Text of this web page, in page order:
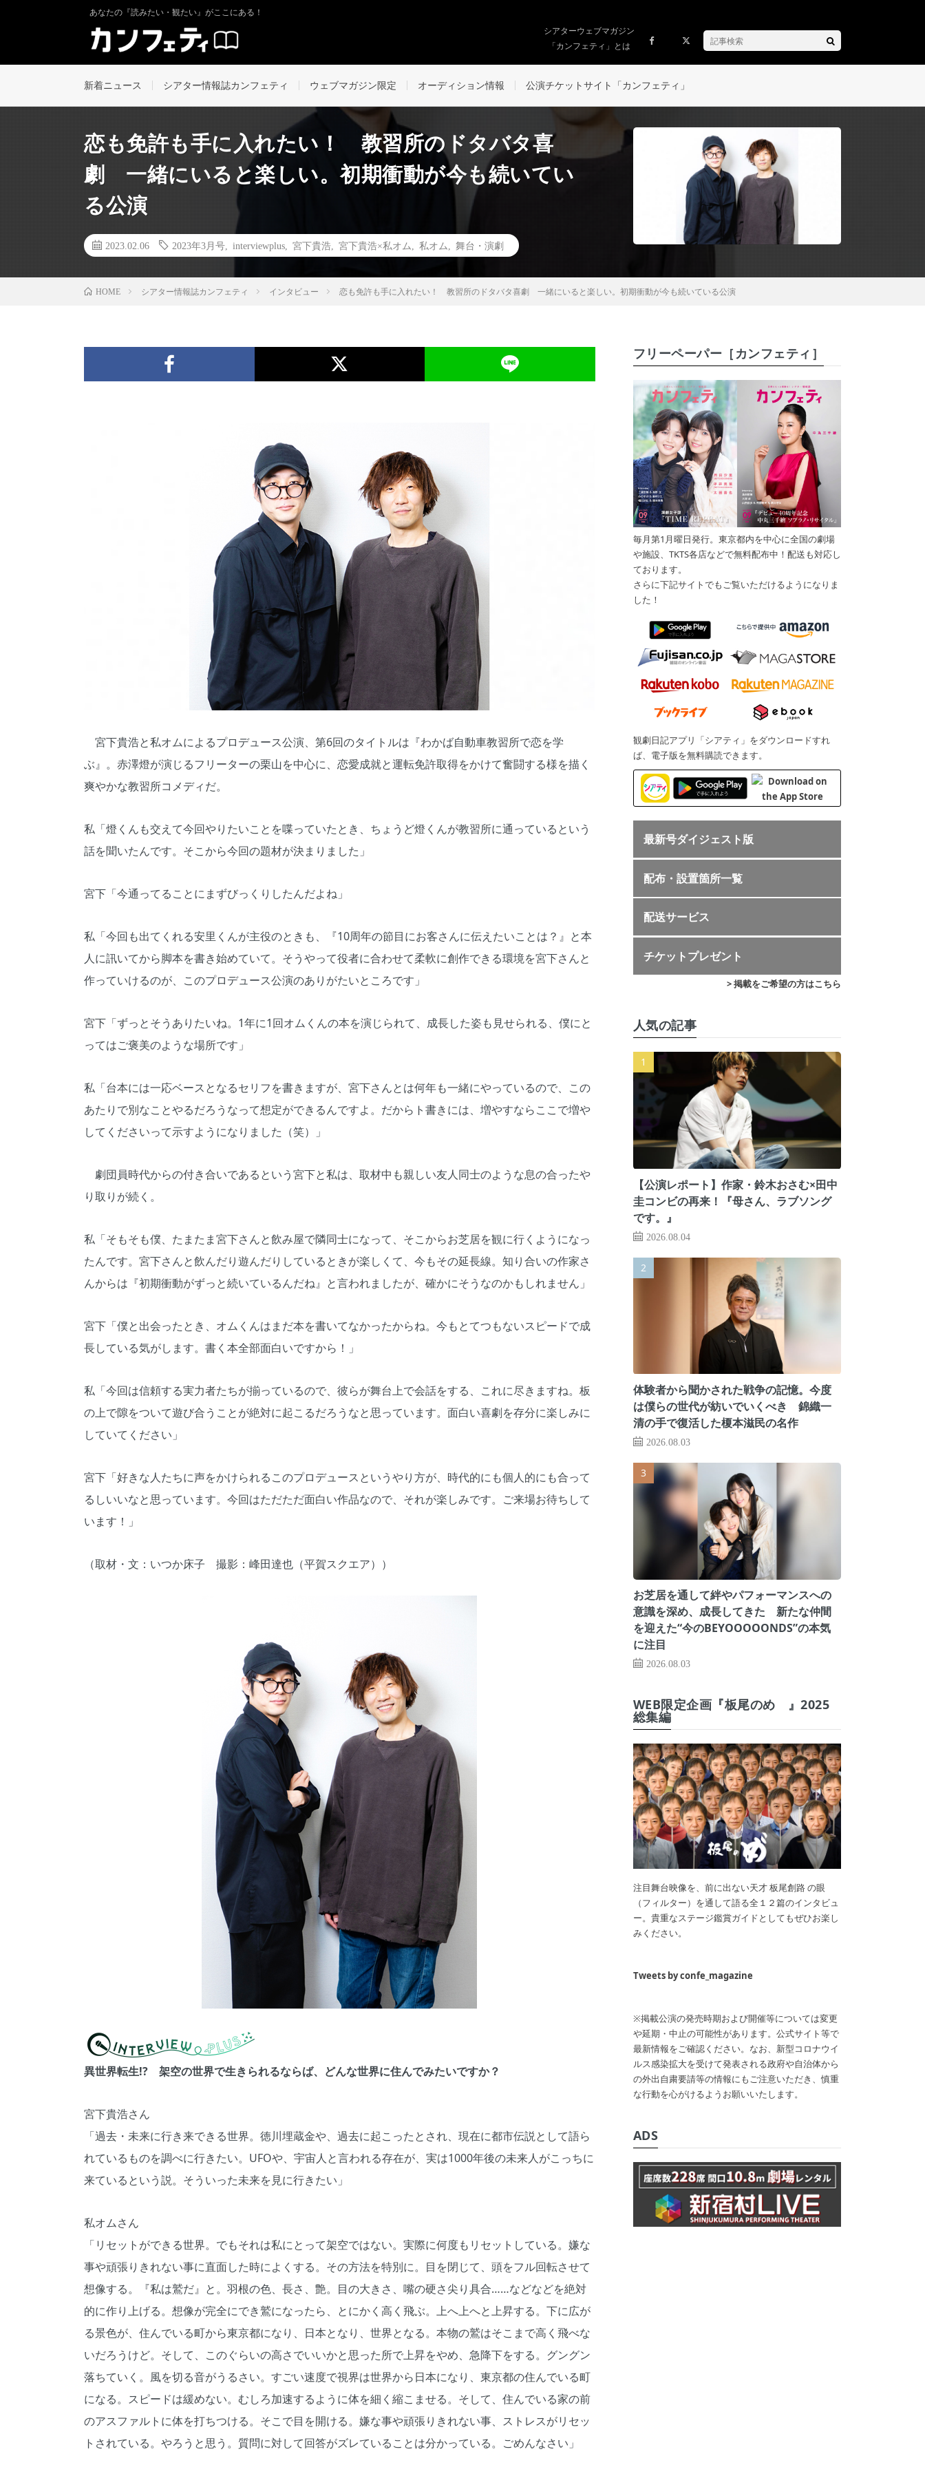
あなたの『読みたい・観たい』がここにある！
シアターウェブマガジン
「カンフェティ」とは
新着ニュース シアター情報誌カンフェティ ウェブマガジン限定 オーディション情報 公演チケットサイト「カンフェティ」
恋も免許も手に入れたい！ 教習所のドタバタ喜
劇 一緒にいると楽しい。初期衝動が今も続いてい
る公演
2023.02.06 2023年3月号 interviewplus 宮下貴浩 宮下貴浩×私オム 私オム 舞台・演劇
HOME シアター情報誌カンフェティ インタビュー 恋も免許も手に入れたい！ 教習所のドタバタ喜劇 一緒にいると楽しい。初期衝動が今も続いている公演
宮下貴浩と私オムによるプロデュース公演、第6回のタイトルは『わかば自動車教習所で恋を学
ぶ』。赤澤燈が演じるフリーターの栗山を中心に、恋愛成就と運転免許取得をかけて奮闘する様を描く
爽やかな教習所コメディだ。
私「燈くんも交えて今回やりたいことを喋っていたとき、ちょうど燈くんが教習所に通っているという
話を聞いたんです。そこから今回の題材が決まりました」
宮下「今通ってることにまずびっくりしたんだよね」
私「今回も出てくれる安里くんが主役のときも、『10周年の節目にお客さんに伝えたいことは？』と本
人に訊いてから脚本を書き始めていて。そうやって役者に合わせて柔軟に創作できる環境を宮下さんと
作っていけるのが、このプロデュース公演のありがたいところです」
宮下「ずっとそうありたいね。1年に1回オムくんの本を演じられて、成長した姿も見せられる、僕にと
ってはご褒美のような場所です」
私「台本には一応ベースとなるセリフを書きますが、宮下さんとは何年も一緒にやっているので、この
あたりで別なことやるだろうなって想定ができるんですよ。だからト書きには、増やすならここで増や
してくださいって示すようになりました（笑）」
劇団員時代からの付き合いであるという宮下と私は、取材中も親しい友人同士のような息の合ったや
り取りが続く。
私「そもそも僕、たまたま宮下さんと飲み屋で隣同士になって、そこからお芝居を観に行くようになっ
たんです。宮下さんと飲んだり遊んだりしているときが楽しくて、今もその延長線。知り合いの作家さ
んからは『初期衝動がずっと続いているんだね』と言われましたが、確かにそうなのかもしれません」
宮下「僕と出会ったとき、オムくんはまだ本を書いてなかったからね。今もとてつもないスピードで成
長している気がします。書く本全部面白いですから！」
私「今回は信頼する実力者たちが揃っているので、彼らが舞台上で会話をする、これに尽きますね。板
の上で隙をついて遊び合うことが絶対に起こるだろうなと思っています。面白い喜劇を存分に楽しみに
していてください」
宮下「好きな人たちに声をかけられるこのプロデュースというやり方が、時代的にも個人的にも合って
るしいいなと思っています。今回はただただ面白い作品なので、それが楽しみです。ご来場お待ちして
います！」
（取材・文：いつか床子 撮影：峰田達也（平賀スクエア））
異世界転生!? 架空の世界で生きられるならば、どんな世界に住んでみたいですか？
宮下貴浩さん
「過去・未来に行き来できる世界。徳川埋蔵金や、過去に起こったとされ、現在に都市伝説として語ら
れているものを調べに行きたい。UFOや、宇宙人と言われる存在が、実は1000年後の未来人がこっちに
来ているという説。そういった未来を見に行きたい」
私オムさん
「リセットができる世界。でもそれは私にとって架空ではない。実際に何度もリセットしている。嫌な
事や頑張りきれない事に直面した時によくする。その方法を特別に。目を閉じて、頭をフル回転させて
想像する。『私は鷲だ』と。羽根の色、長さ、艶。目の大きさ、嘴の硬さ尖り具合……などなどを絶対
的に作り上げる。想像が完全にでき鷲になったら、とにかく高く飛ぶ。上へ上へと上昇する。下に広が
る景色が、住んでいる町から東京都になり、日本となり、世界となる。本物の鷲はそこまで高く飛べな
いだろうけど。そして、このぐらいの高さでいいかと思った所で上昇をやめ、急降下をする。グングン
落ちていく。風を切る音がうるさい。すごい速度で視界は世界から日本になり、東京都の住んでいる町
になる。スピードは緩めない。むしろ加速するように体を細く縮こませる。そして、住んでいる家の前
のアスファルトに体を打ちつける。そこで目を開ける。嫌な事や頑張りきれない事、ストレスがリセッ
トされている。やろうと思う。質問に対して回答がズレていることは分かっている。ごめんなさい」
フリーペーパー［カンフェティ］
毎月第1月曜日発行。東京都内を中心に全国の劇場
や施設、TKTS各店などで無料配布中！配送も対応し
ております。
さらに下記サイトでもご覧いただけるようになりま
した！
観劇日記アプリ「シアティ」をダウンロードすれ
ば、電子版を無料購読できます。
最新号ダイジェスト版
配布・設置箇所一覧
配送サービス
チケットプレゼント
> 掲載をご希望の方はこちら
人気の記事
【公演レポート】作家・鈴木おさむ×田中
圭コンビの再来！『母さん、ラブソング
です。』
2026.08.04
体験者から聞かされた戦争の記憶。今度
は僕らの世代が紡いでいくべき 錦織一
清の手で復活した榎本滋民の名作
2026.08.03
お芝居を通して絆やパフォーマンスへの
意識を深め、成長してきた 新たな仲間
を迎えた“今のBEYOOOOONDS”の本気
に注目
2026.08.03
WEB限定企画『板尾のめ゙』2025
総集編
注目舞台映像を、前に出ない天才 板尾創路 の眼
（フィルター）を通して語る全１２篇のインタビュ
ー。貴重なステージ鑑賞ガイドとしてもぜひお楽し
みください。
Tweets by confe_magazine
※掲載公演の発売時期および開催等については変更
や延期・中止の可能性があります。公式サイト等で
最新情報をご確認ください。なお、新型コロナウイ
ルス感染拡大を受けて発表される政府や自治体から
の外出自粛要請等の情報にもご注意いただき、慎重
な行動を心がけるようお願いいたします。
ADS